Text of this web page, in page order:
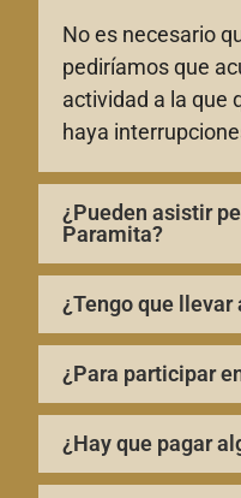
No es necesario
pediríamos que
actividad a la que
haya
¿Pueden asistir
Paramita?
¿Tengo que
¿Para participar
¿Hay que pagar